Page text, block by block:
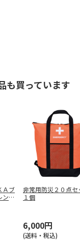
も買っています
Ａブ
ン
非常用防災２０点
１個
6,000円
(送料・税込)